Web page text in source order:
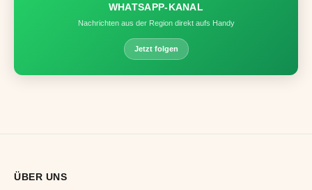
WHATSAPP-KANAL
Nachrichten aus der Region direkt aufs Handy
Jetzt folgen
ÜBER UNS